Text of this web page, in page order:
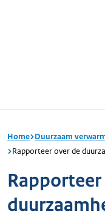
Home Duurzaam
Rapporteer over de